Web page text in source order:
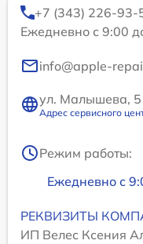
+7 (343) 226-93-
Ежедневно с 9:00
info@apple-
ул. Малышева,
Адрес сервисного
Режим работы:
Ежедневно с
РЕКВИЗИТЫ
ИП Велес Ксения